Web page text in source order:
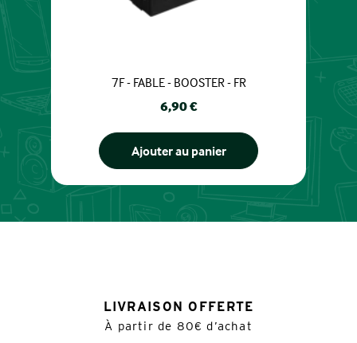
7F - FABLE - BOOSTER - FR
Prix
6,90 €
Ajouter au panier
LIVRAISON OFFERTE
À partir de 80€ d’achat